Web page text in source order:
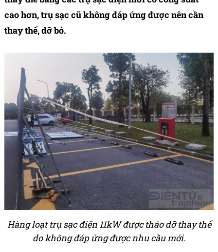
cao hơn, trụ sạc cũ không đáp ứng được nên cần
thay thế, dỡ bỏ.
Hàng loạt trụ sạc điện 11kW được tháo dỡ thay thế
do không đáp ứng được nhu cầu mới.